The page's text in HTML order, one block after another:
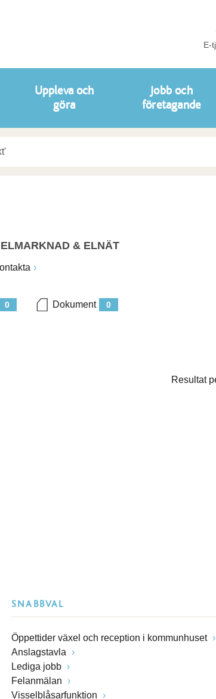
E-
Uppleva och
göra
Jobb och
företagande
& ELNÄT
0 0
Dokument
Resultat
SNABBVAL
Öppettider växel och reception i kommunhuset
Anslagstavla
Lediga jobb
Felanmälan
Visselblåsarfunktion